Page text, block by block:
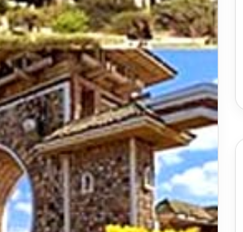
قرعة الدور التمهيدي لأبطال
وكأس الكونفدرالية يوم الخميس